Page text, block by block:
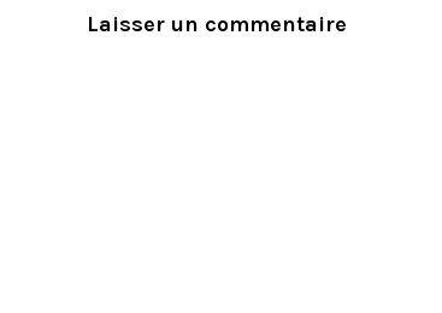
Laisser un commentaire